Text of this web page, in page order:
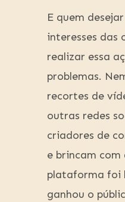
E quem
interesses das
realizar essa
problemas.
recortes de
outras redes
criadores de
e brincam com
plataforma foi
ganhou o